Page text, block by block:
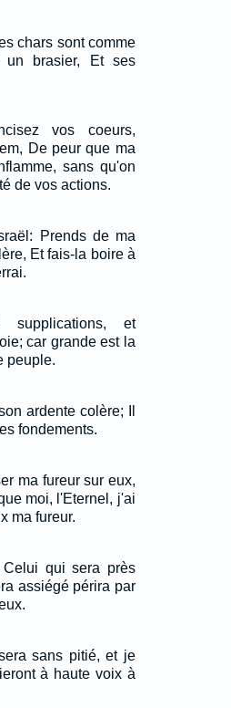
chars sont comme
un brasier, Et ses
vos coeurs,
De peur que ma
sans qu'on
de vos actions.
Prends de ma
Et fais-la boire à
supplications, et
car grande est la
peuple.
ardente colère; Il
fondements.
ma fureur sur eux,
moi, l'Eternel, j'ai
ma fureur.
qui sera près
assiégé périra par
sans pitié, et je
à haute voix à